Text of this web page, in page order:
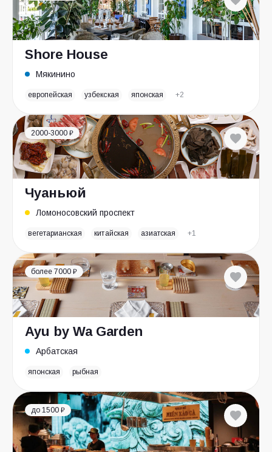
Shore House
Мякинино
европейская узбекская японская +2
2000-3000 ₽
Чуаньюй
Ломоносовский проспект
вегетарианская китайская азиатская +1
более 7000 ₽
Ayu by Wa Garden
Арбатская
японская рыбная
до 1500 ₽